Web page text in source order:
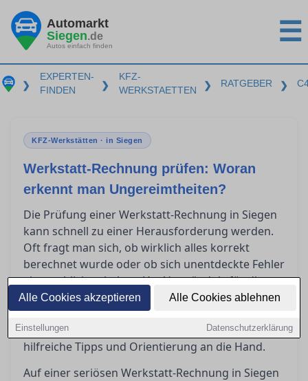
Alle Cookies akzeptieren Alle Cookies ablehnen
Einstellungen Datenschutzerklärung
Automarkt
Siegen.de
Autos einfach finden ☰
❯
EXPERTEN-
FINDEN
❯
KFZ-
WERKSTAETTEN
❯ RATGEBER ❯
KFZ-Werkstätten · in Siegen
Werkstatt-Rechnung prüfen: Woran
erkennt man Ungereimtheiten?
Die Prüfung einer Werkstatt-Rechnung in Siegen
kann schnell zu einer Herausforderung werden.
Oft fragt man sich, ob wirklich alles korrekt
berechnet wurde oder ob sich unentdeckte Fehler
eingeschlichen haben. Um Verständnis für die
wesentlichen Bestandteile einer seriösen
Rechnung zu schaffen und potenzielle
Ungereimtheiten zu erkennen, geben wir Ihnen
hilfreiche Tipps und Orientierung an die Hand.
Auf einer seriösen Werkstatt-Rechnung in Siegen